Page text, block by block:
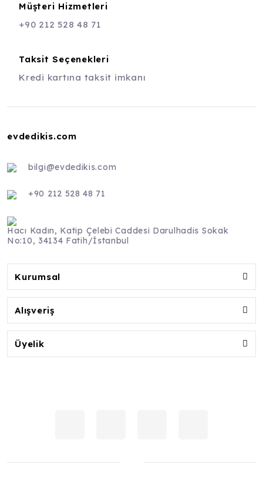
Müşteri Hizmetleri
+90 212 528 48 71
Taksit Seçenekleri
Kredi kartına taksit imkanı
evdedikis.com
bilgi@evdedikis.com
+90 212 528 48 71
Hacı Kadın, Katip Çelebi Caddesi Darulhadis Sokak
No:10, 34134 Fatih/İstanbul
Kurumsal
Alışveriş
Üyelik